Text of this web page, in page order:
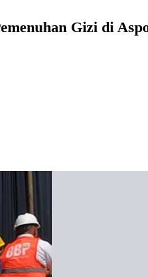
Gizi di